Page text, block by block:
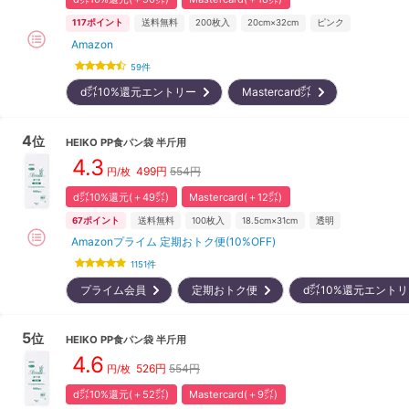
117ポイント 送料無料 200枚入 20cm×32cm ピンク
Amazon
59件
d㌽10%還元エントリー Mastercard㌽
4位 HEIKO PP食パン袋 半斤用
4.3 円/枚 499円 554円
d㌽10%還元(＋49㌽) Mastercard(＋12㌽)
67ポイント 送料無料 100枚入 18.5cm×31cm 透明
Amazonプライム 定期おトク便(10%OFF)
1151件
プライム会員 定期おトク便 d㌽10%還元エント
5位 HEIKO PP食パン袋 半斤用
4.6 円/枚 526円 554円
d㌽10%還元(＋52㌽) Mastercard(＋9㌽)